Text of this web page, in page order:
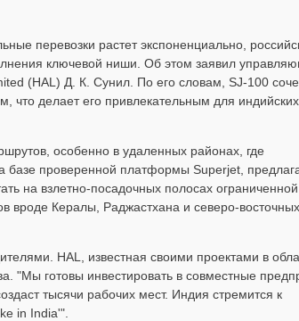
перевозки растет экспоненциально,
ключевой ниши. Об этом заявил
(HAL) Д. К. Сунил. По его словам, SJ-100
что делает его привлекательным для индийских
особенно в удаленных районах, где
проверенной платформы Superjet,
на взлетно-посадочных полосах
вроде Кералы, Раджастхана и северо-восточных
HAL, известная своими проектами в
"Мы готовы инвестировать в совместные
тысячи рабочих мест. Индия стремится к
in India'".